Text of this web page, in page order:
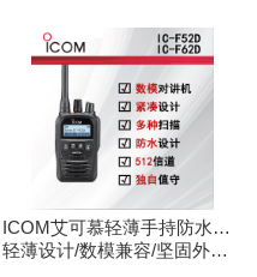
ICOM艾可慕轻薄手持防水对
讲机IC-F52D
轻薄设计/数模兼容/坚固外观/